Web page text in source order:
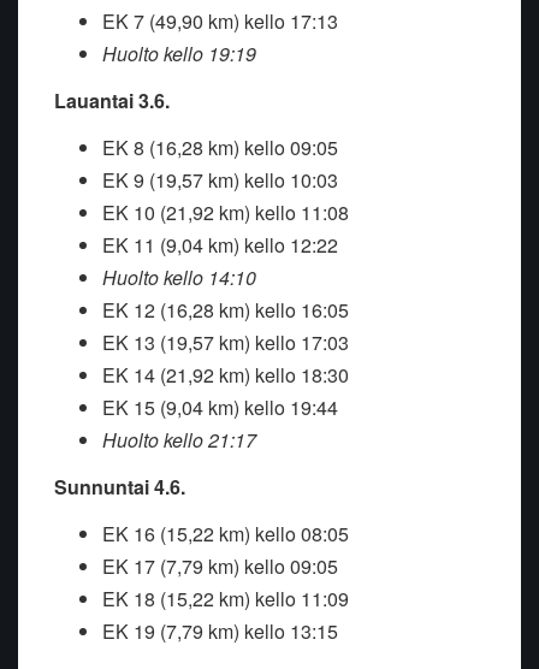
EK 7 (49,90 km) kello 17:13
Huolto kello 19:19
Lauantai 3.6.
EK 8 (16,28 km) kello 09:05
EK 9 (19,57 km) kello 10:03
EK 10 (21,92 km) kello 11:08
EK 11 (9,04 km) kello 12:22
Huolto kello 14:10
EK 12 (16,28 km) kello 16:05
EK 13 (19,57 km) kello 17:03
EK 14 (21,92 km) kello 18:30
EK 15 (9,04 km) kello 19:44
Huolto kello 21:17
Sunnuntai 4.6.
EK 16 (15,22 km) kello 08:05
EK 17 (7,79 km) kello 09:05
EK 18 (15,22 km) kello 11:09
EK 19 (7,79 km) kello 13:15